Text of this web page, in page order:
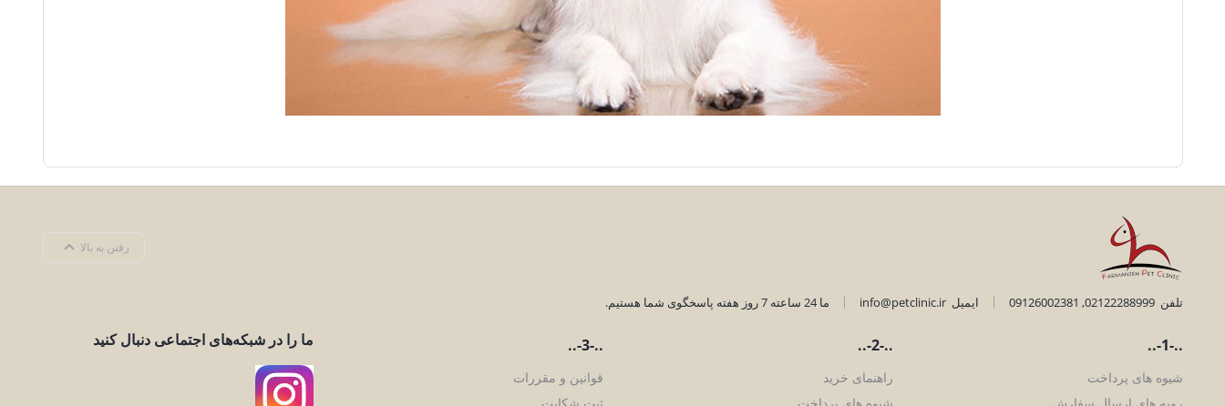
رفتن به بالا
تلفن02122288999
,
09126002381 ایمیلinfo@petclinic.ir ما 24 ساعته 7 روز هفته پاسخگوی شما هستیم.
..-1-..
شیوه های پرداخت
..-2-..
راهنمای خرید
..-3-..
قوانین و مقررات
ما را در شبکه‌های اجتماعی دنبال کنید